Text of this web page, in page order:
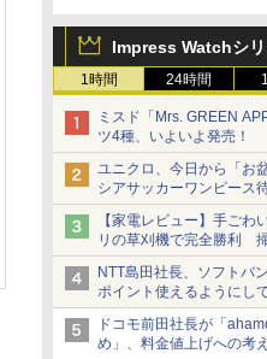
Impress Watchシ
1時間 24時間
ミスド「Mrs. GREEN
ツ4種、いよいよ発売！
ユニクロ、今日から「お
シアサッカーワンピース
ショーツは1990円に
【家電レビュー】手ごわ
リの草刈機で完全勝利
NTT島田社長、ソフトバ
ポイント使えるようにして
ドコモ前田社長が「
め」、料金値上げへの考